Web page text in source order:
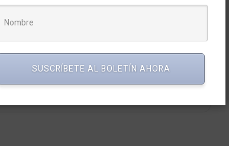
empresas y clientes está consolidando su rol
SUSCRÍBETE AL BOLETÍN AHORA